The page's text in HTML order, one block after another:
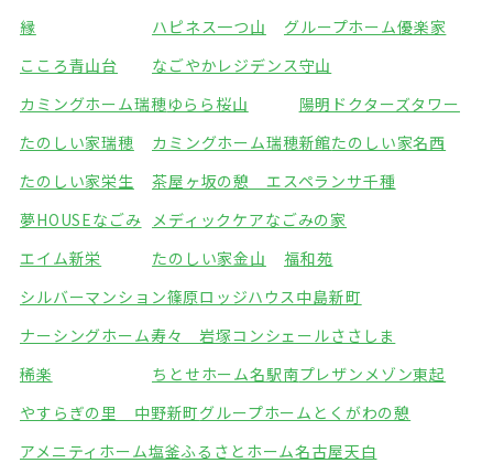
縁
ハピネス一つ山
グループホーム優楽家
こころ青山台
なごやかレジデンス守山
カミングホーム瑞穂ゆらら桜山
陽明ドクターズタワー
たのしい家瑞穂
カミングホーム瑞穂新館たのしい家名西
たのしい家栄生
茶屋ヶ坂の憩 エスペランサ千種
夢HOUSEなごみ メディックケアなごみの家
エイム新栄
たのしい家金山
福和苑
シルバーマンション篠原ロッジハウス中島新町
ナーシングホーム寿々 岩塚コンシェールささしま
稀楽
ちとせホーム名駅南プレザンメゾン東起
やすらぎの里 中野新町グループホームとくがわの憩
アメニティホーム塩釜ふるさとホーム名古屋天白